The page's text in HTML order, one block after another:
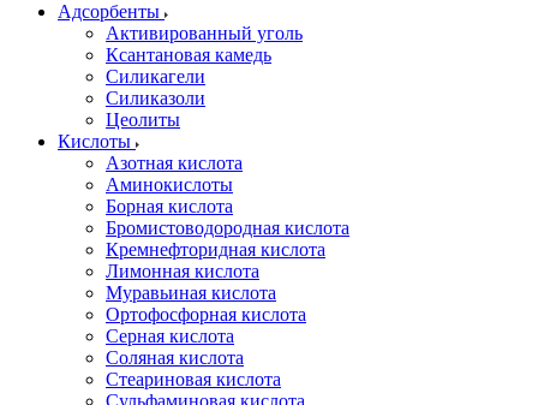
Адсорбенты
Активированный уголь
Ксантановая камедь
Силикагели
Силиказоли
Цеолиты
Кислоты
Азотная кислота
Аминокислоты
Борная кислота
Бромистоводородная кислота
Кремнефторидная кислота
Лимонная кислота
Муравьиная кислота
Ортофосфорная кислота
Серная кислота
Соляная кислота
Стеариновая кислота
Сульфаминовая кислота